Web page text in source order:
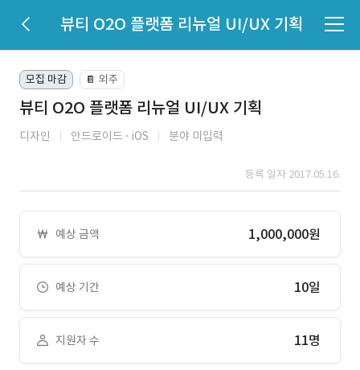
뷰티 O2O 플랫폼 리뉴얼 UI/UX 기획
모집 마감 📔 외주
뷰티 O2O 플랫폼 리뉴얼 UI/UX 기획
디자인 안드로이드 iOS 분야 미입력
등록 일자 2017.05.16.
예상 금액 1,000,000원
예상 기간 10일
지원자 수 11명